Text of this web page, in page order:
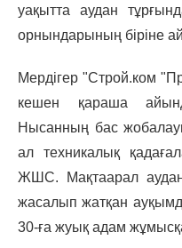
уақытта аудан
орнындарының біріне
Мердігер "Строй.ком
кешен қараша
Нысанның бас
ал техникалық
ЖШС. Мақтаарал
жасалып жатқан
30-ға жуық адам